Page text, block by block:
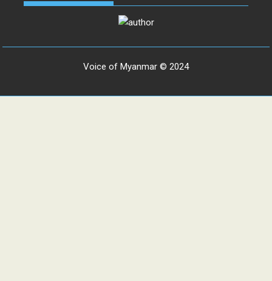
Voice of Myanmar © 2024